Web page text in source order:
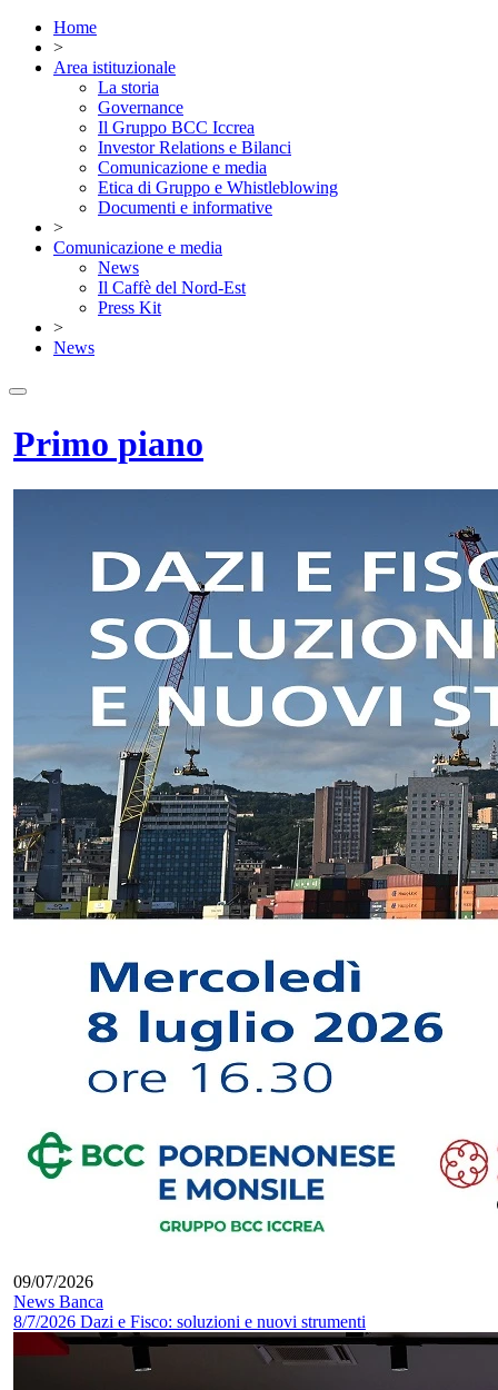
Home
>
Area istituzionale
La storia
Governance
Il Gruppo BCC Iccrea
Investor Relations e Bilanci
Comunicazione e media
Etica di Gruppo e Whistleblowing
Documenti e informative
>
Comunicazione e media
News
Il Caffè del Nord-Est
Press Kit
>
News
Primo piano
09/07/2026
News Banca
8/7/2026 Dazi e Fisco: soluzioni e nuovi strumenti